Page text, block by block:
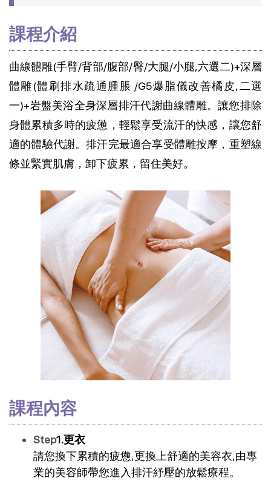
課程介紹
曲線體雕(手臂/背部/腹部/臀/大腿/小腿,六選二)+深層
體雕(體刷排水疏通腫脹 /G5爆脂儀改善橘皮,二選
一)+岩盤美浴全身深層排汗代謝曲線體雕。讓您排除
身體累積多時的疲憊，輕鬆享受流汗的快感，讓您舒
適的體驗代謝。排汗完最適合享受體雕按摩，重塑線
條並緊實肌膚，卸下疲累，留住美好。
課程內容
Step1.更衣
請您換下累積的疲憊,更換上舒適的美容衣,由專
業的美容師帶您進入排汗紓壓的放鬆療程。